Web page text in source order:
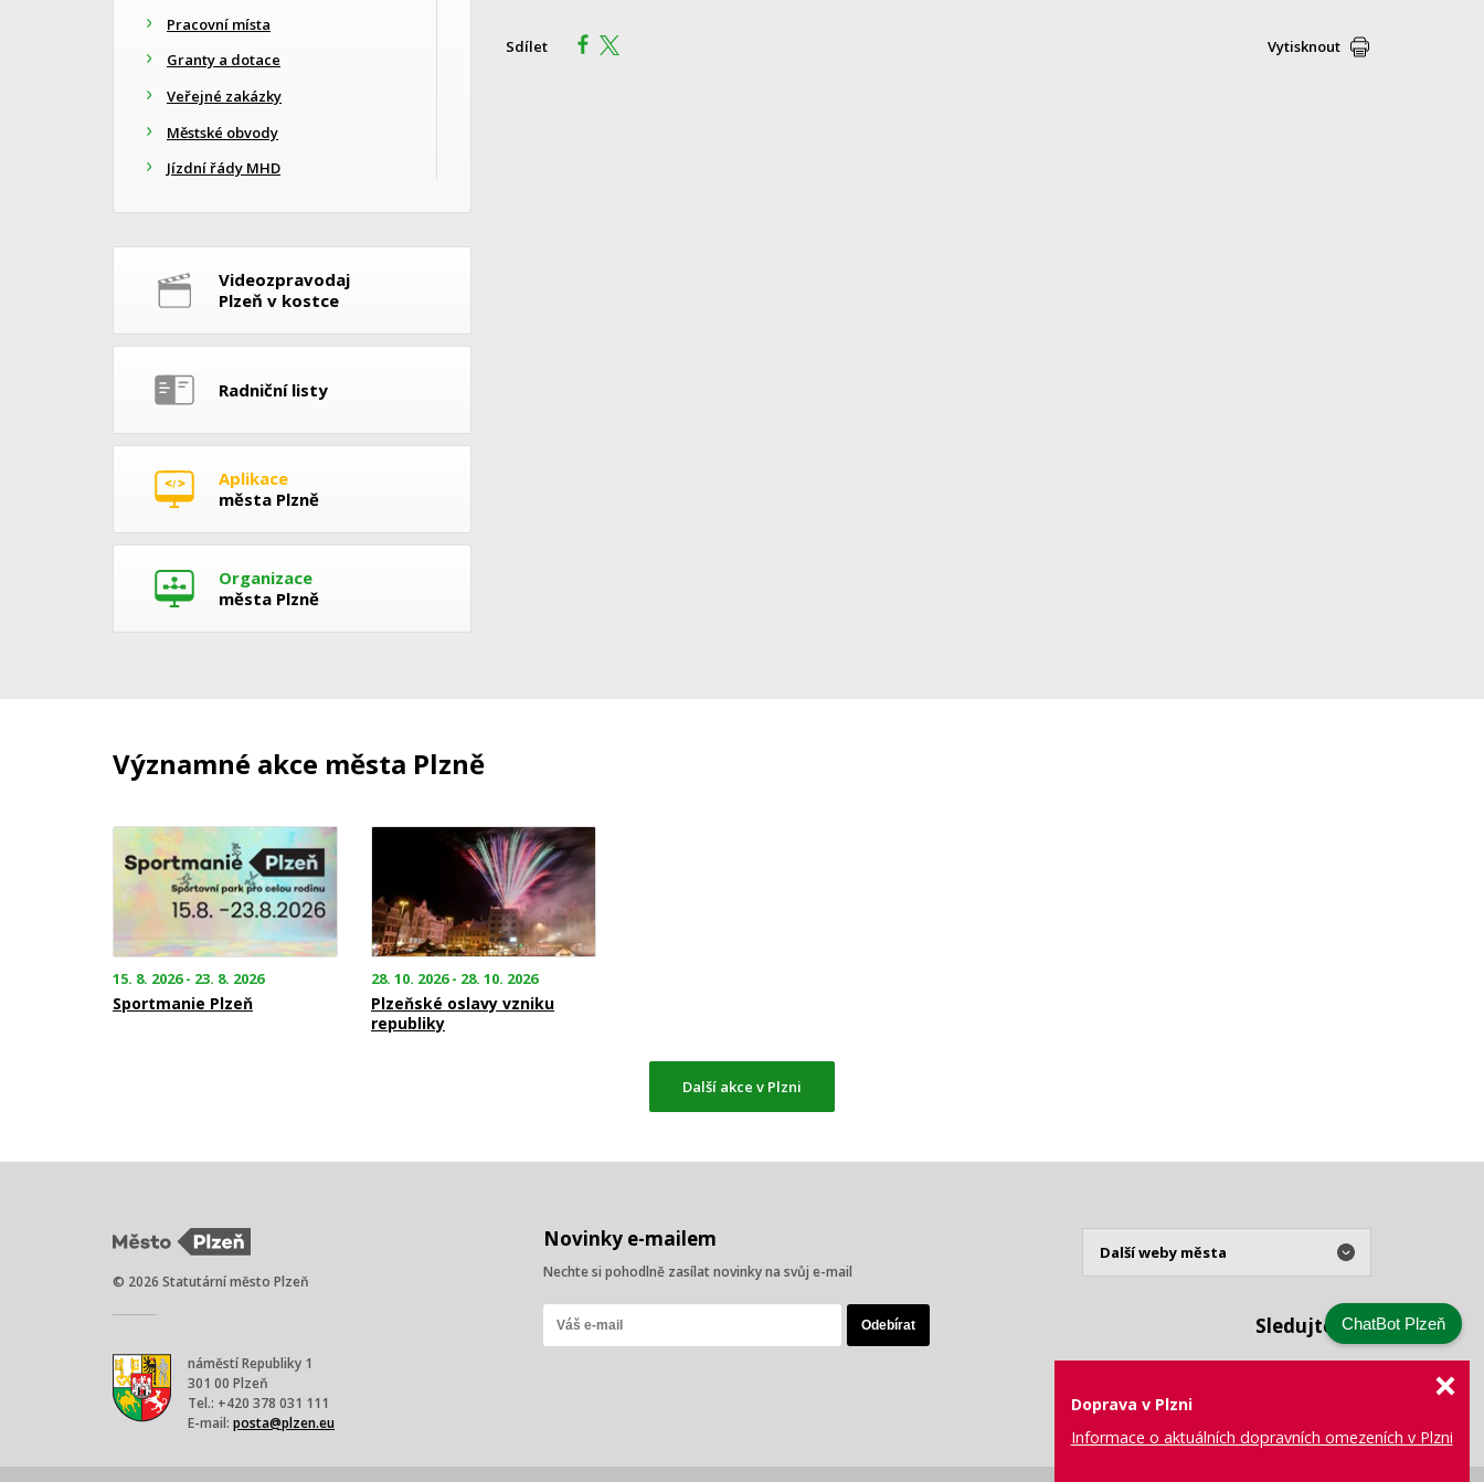
Sdílet Vytisknout
Pracovní místa
Granty a dotace
Veřejné zakázky
Městské obvody
Jízdní řády MHD
Videozpravodaj
Plzeň v kostce
Radniční listy
Aplikace
města Plzně
Organizace
města Plzně
Významné akce města Plzně
15. 8. 2026 - 23. 8. 2026
Sportmanie Plzeň
28. 10. 2026 - 28. 10. 2026
Plzeňské oslavy vzniku
republiky
Další akce v Plzni
Novinky e-mailem
Nechte si pohodlně zasílat novinky na svůj e-mail
Sledujte nás
© 2026 Statutární město Plzeň
náměstí Republiky 1
301 00 Plzeň
Tel.: +420 378 031 111
E-mail: posta@plzen.eu
Doprava v Plzni
Informace o aktuálních dopravních omezeních v Plzni
ChatBot Plzeň